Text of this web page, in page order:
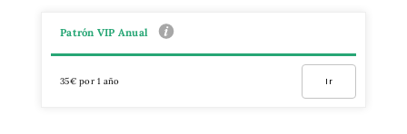
Patrón VIP Anual
35€ por 1 año Ir